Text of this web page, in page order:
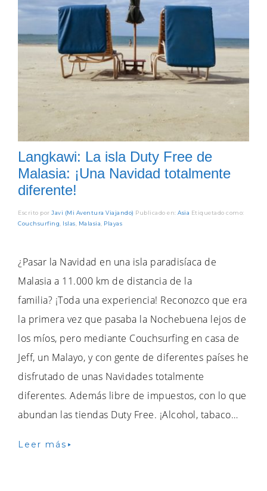
Langkawi: La isla Duty Free de
Malasia: ¡Una Navidad totalmente
diferente!
Escrito por Javi (Mi Aventura Viajando) Publicado en: Asia Etiquetado como:
Couchsurfing, Islas, Malasia, Playas
¿Pasar la Navidad en una isla paradisíaca de
Malasia a 11.000 km de distancia de la
familia? ¡Toda una experiencia! Reconozco que era
la primera vez que pasaba la Nochebuena lejos de
los míos, pero mediante Couchsurfing en casa de
Jeff, un Malayo, y con gente de diferentes países he
disfrutado de unas Navidades totalmente
diferentes. Además libre de impuestos, con lo que
abundan las tiendas Duty Free. ¡Alcohol, tabaco…
Leer más